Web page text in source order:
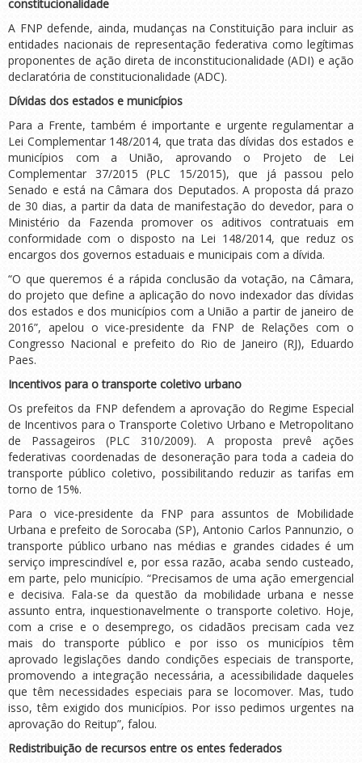
constitucionalidade
A FNP defende, ainda, mudanças na Constituição para incluir as
entidades nacionais de representação federativa como legítimas
proponentes de ação direta de inconstitucionalidade (ADI) e ação
declaratória de constitucionalidade (ADC).
Dívidas dos estados e municípios
Para a Frente, também é importante e urgente regulamentar a
Lei Complementar 148/2014, que trata das dívidas dos estados e
municípios com a União, aprovando o Projeto de Lei
Complementar 37/2015 (PLC 15/2015), que já passou pelo
Senado e está na Câmara dos Deputados. A proposta dá prazo
de 30 dias, a partir da data de manifestação do devedor, para o
Ministério da Fazenda promover os aditivos contratuais em
conformidade com o disposto na Lei 148/2014, que reduz os
encargos dos governos estaduais e municipais com a dívida.
“O que queremos é a rápida conclusão da votação, na Câmara,
do projeto que define a aplicação do novo indexador das dívidas
dos estados e dos municípios com a União a partir de janeiro de
2016”, apelou o vice-presidente da FNP de Relações com o
Congresso Nacional e prefeito do Rio de Janeiro (RJ), Eduardo
Paes.
Incentivos para o transporte coletivo urbano
Os prefeitos da FNP defendem a aprovação do Regime Especial
de Incentivos para o Transporte Coletivo Urbano e Metropolitano
de Passageiros (PLC 310/2009). A proposta prevê ações
federativas coordenadas de desoneração para toda a cadeia do
transporte público coletivo, possibilitando reduzir as tarifas em
torno de 15%.
Para o vice-presidente da FNP para assuntos de Mobilidade
Urbana e prefeito de Sorocaba (SP), Antonio Carlos Pannunzio, o
transporte público urbano nas médias e grandes cidades é um
serviço imprescindível e, por essa razão, acaba sendo custeado,
em parte, pelo município. “Precisamos de uma ação emergencial
e decisiva. Fala-se da questão da mobilidade urbana e nesse
assunto entra, inquestionavelmente o transporte coletivo. Hoje,
com a crise e o desemprego, os cidadãos precisam cada vez
mais do transporte público e por isso os municípios têm
aprovado legislações dando condições especiais de transporte,
promovendo a integração necessária, a acessibilidade daqueles
que têm necessidades especiais para se locomover. Mas, tudo
isso, têm exigido dos municípios. Por isso pedimos urgentes na
aprovação do Reitup”, falou.
Redistribuição de recursos entre os entes federados